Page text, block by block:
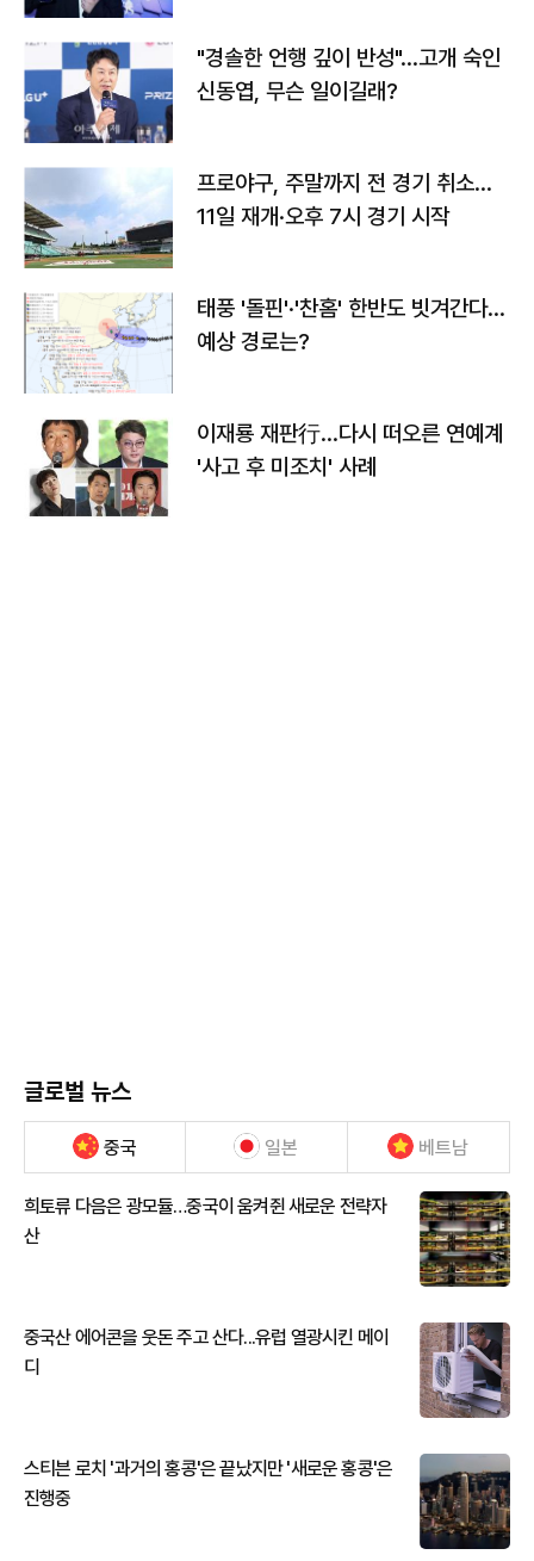
"경솔한 언행 깊이 반성"…고개 숙인
신동엽, 무슨 일이길래?
프로야구, 주말까지 전 경기 취소…
11일 재개·오후 7시 경기 시작
태풍 '돌핀'·'찬홈' 한반도 빗겨간다…
예상 경로는?
이재룡 재판行…다시 떠오른 연예계
'사고 후 미조치' 사례
글로벌 뉴스
중국 일본 베트남
희토류 다음은 광모듈…중국이 움켜쥔 새로운 전략자
산
중국산 에어콘을 웃돈 주고 산다...유럽 열광시킨 메이
디
스티븐 로치 '과거의 홍콩'은 끝났지만 '새로운 홍콩'은
진행중